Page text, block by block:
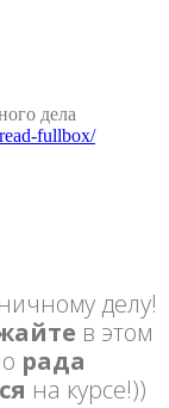
дела
fullbox/
делу!
в этом
рада
на курсе!))